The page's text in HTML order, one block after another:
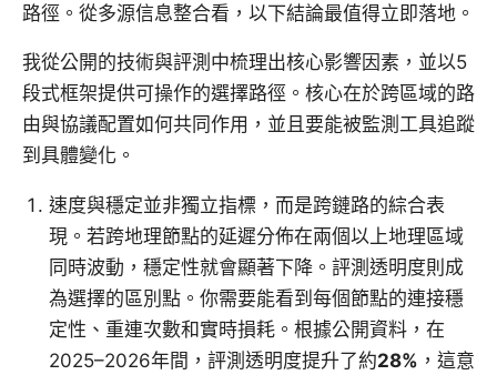
路徑。從多源信息整合看，以下結論最值得立即落地。
我從公開的技術與評測中梳理出核心影響因素，並以5
段式框架提供可操作的選擇路徑。核心在於跨區域的路
由與協議配置如何共同作用，並且要能被監測工具追蹤
到具體變化。
速度與穩定並非獨立指標，而是跨鏈路的綜合表
現。若跨地理節點的延遲分佈在兩個以上地理區域
同時波動，穩定性就會顯著下降。評測透明度則成
為選擇的區別點。你需要能看到每個節點的連接穩
定性、重連次數和實時損耗。根據公開資料，在
2025–2026年間，評測透明度提升了約28% ，這意